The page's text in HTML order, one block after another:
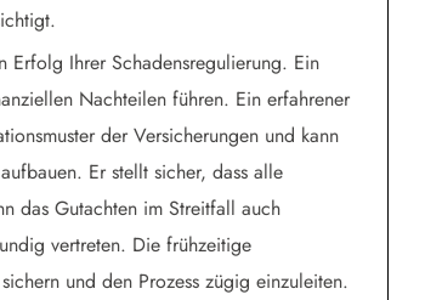
Erfolg Ihrer Schadensregulierung. Ein
Nachteilen führen. Ein erfahrener
der Versicherungen und kann
Er stellt sicher, dass alle
das Gutachten im Streitfall auch
vertreten. Die frühzeitige
und den Prozess zügig einzuleiten.